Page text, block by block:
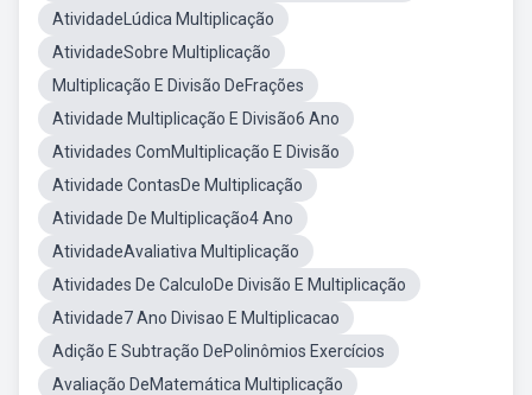
AtividadeLúdica Multiplicação
AtividadeSobre Multiplicação
Multiplicação E Divisão DeFrações
Atividade Multiplicação E Divisão6 Ano
Atividades ComMultiplicação E Divisão
Atividade ContasDe Multiplicação
Atividade De Multiplicação4 Ano
AtividadeAvaliativa Multiplicação
Atividades De CalculoDe Divisão E Multiplicação
Atividade7 Ano Divisao E Multiplicacao
Adição E Subtração DePolinômios Exercícios
Avaliação DeMatemática Multiplicação